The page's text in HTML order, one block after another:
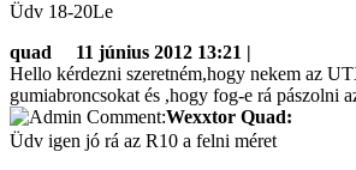
Üdv 18-20Le
quad
11 június 2012 13:21 |
Hello kérdezni szeretném,hogy nekem az
gumiabroncsokat és ,hogy fog-e rá
Wexxtor Quad:
Üdv igen jó rá az R10 a felni méret